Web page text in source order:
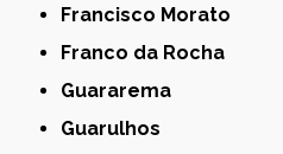
Francisco Morato
Franco da Rocha
Guararema
Guarulhos